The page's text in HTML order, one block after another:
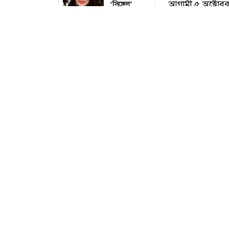
‘সিঙ্গেল’